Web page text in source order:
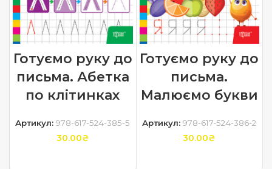
Готуємо руку до
письма. Абетка
по клітинках
Артикул:978-617-524-385-5
30.00₴
Готуємо руку до
письма.
Малюємо букви
Артикул:978-617-524-386-2
30.00₴